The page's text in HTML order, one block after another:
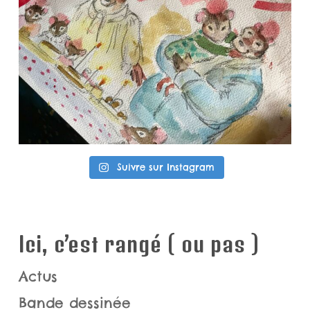
Suivre sur Instagram
Ici, c’est rangé ( ou pas )
Actus
Bande dessinée